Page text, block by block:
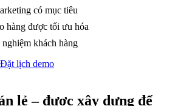
có mục tiêu
hàng được tối ưu hóa
khách hàng
Đặt lịch demo
lẻ – được xây dựng để